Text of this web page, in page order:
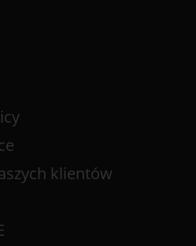
klientów